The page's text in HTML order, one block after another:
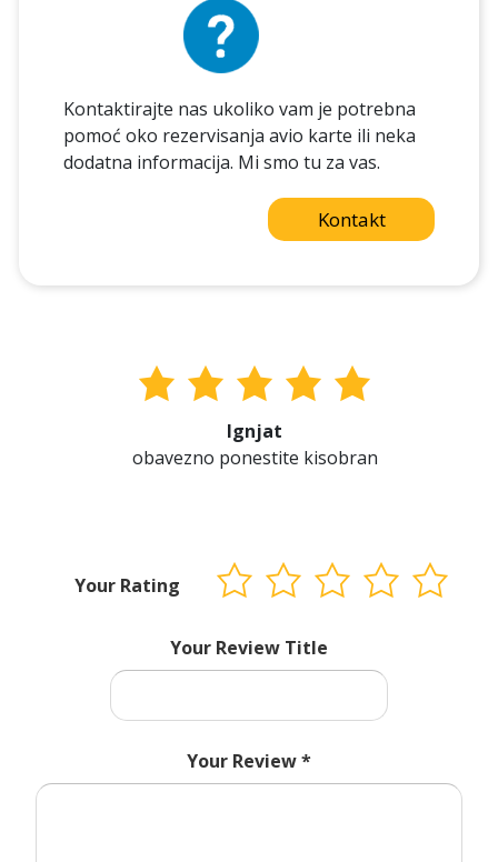
Kontaktirajte nas ukoliko vam je potrebna
pomoć oko rezervisanja avio karte ili neka
dodatna informacija. Mi smo tu za vas.
Kontakt
Ignjat
obavezno ponestite kisobran
Your Rating
Your Review Title
Your Review*